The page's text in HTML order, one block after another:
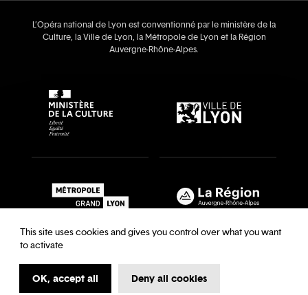
L’Opéra national de Lyon est conventionné par le ministère de la
Culture, la Ville de Lyon, la Métropole de Lyon et la Région
Auvergne‑Rhône‑Alpes.
Recrutements & auditions Legal notice
This site uses cookies and gives you control over what you want
to activate
OK, accept all Deny all cookies